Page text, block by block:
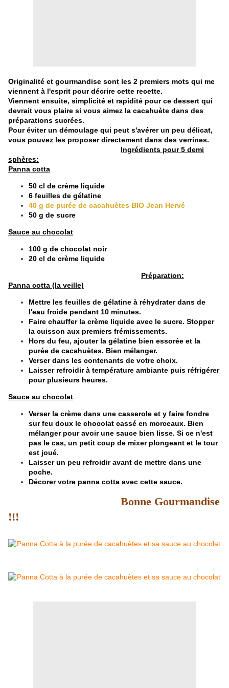
Originalité et gourmandise sont les 2 premiers mots qui me
viennent à l'esprit pour décrire cette recette.
Viennent ensuite, simplicité et rapidité pour ce dessert qui
devrait vous plaire si vous aimez la cacahuète dans des
préparations sucrées.
Pour éviter un démoulage qui peut s'avérer un peu délicat,
vous pouvez les proposer directement dans des verrines.
Ingrédients pour 5 demi
sphères:
Panna cotta
50 cl de crème liquide
6 feuilles de gélatine
40 g de purée de cacahuètes BIO Jean Hervé
50 g de sucre
Sauce au chocolat
100 g de chocolat noir
20 cl de crème liquide
Préparation:
Panna cotta (la veille)
Mettre les feuilles de gélatine à réhydrater dans de
l'eau froide pendant 10 minutes.
Faire chauffer la crème liquide avec le sucre. Stopper
la cuisson aux premiers frémissements.
Hors du feu, ajouter la gélatine bien essorée et la
purée de cacahuètes. Bien mélanger.
Verser dans les contenants de votre choix.
Laisser refroidir à température ambiante puis réfrigérer
pour plusieurs heures.
Sauce au chocolat
Verser la crème dans une casserole et y faire fondre
sur feu doux le chocolat cassé en morceaux. Bien
mélanger pour avoir une sauce bien lisse. Si ce n'est
pas le cas, un petit coup de mixer plongeant et le tour
est joué.
Laisser un peu refroidir avant de mettre dans une
poche.
Décorer votre panna cotta avec cette sauce.
Bonne Gourmandise
!!!